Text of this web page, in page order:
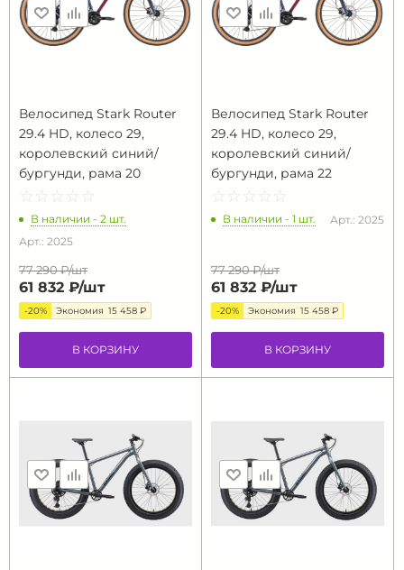
Велосипед Stark Router
29.4 HD, колесо 29,
королевский синий/
бургунди, рама 20
☆ ☆ ☆ ☆ ☆
★ ★ ★ ★ ★
В наличии - 2 шт.
Арт.: 2025
77 290 ₽/шт
61 832 ₽/шт
-20% Экономия 15 458 ₽
В КОРЗИНУ
Велосипед Stark Router
29.4 HD, колесо 29,
королевский синий/
бургунди, рама 22
☆ ☆ ☆ ☆ ☆
★ ★ ★ ★ ★
В наличии - 1 шт. Арт.: 2025
77 290 ₽/шт
61 832 ₽/шт
-20% Экономия 15 458 ₽
В КОРЗИНУ